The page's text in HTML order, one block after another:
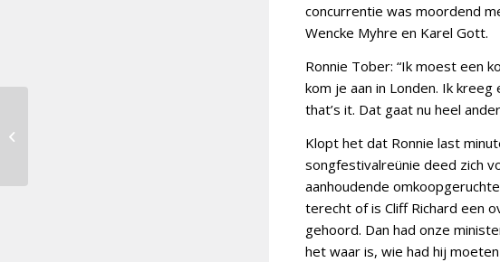
concurrentie was moordend
Wencke Myhre en Karel Gott.
Ronnie Tober: “Ik moest een
kom je aan in Londen. Ik
that’s it. Dat gaat nu heel
Klopt het dat Ronnie last
songfestivalreünie deed zich
aanhoudende
terecht of is Cliff Richard een
gehoord. Dan had onze
het waar is, wie had hij